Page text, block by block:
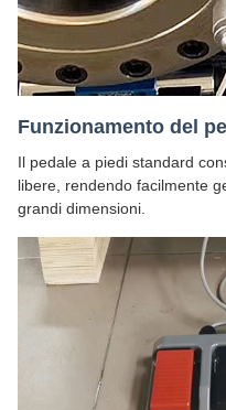
Funzionamento del
Il pedale a piedi standard
libere, rendendo facilmente
grandi dimensioni.